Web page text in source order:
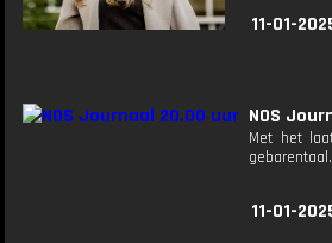
11-01-
NOS
Met het
gebarentaal.
11-01-